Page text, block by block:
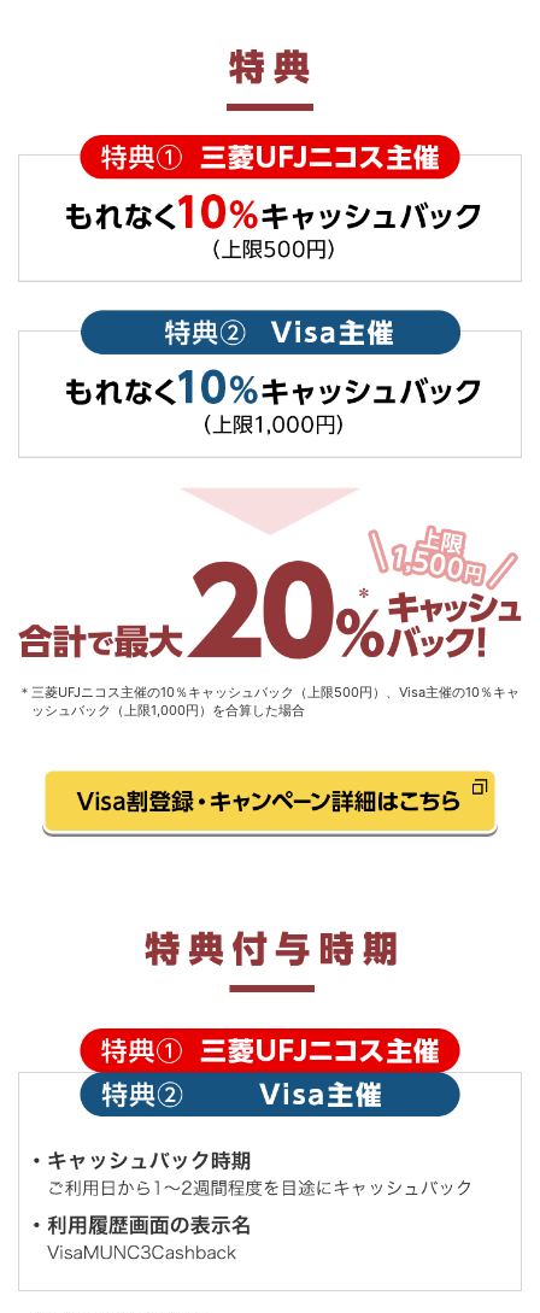
＊三菱UFJニコス主催の10％キャッシュバック（上限500円）、Visa主催の10％キャ
ッシュバック（上限1,000円）を合算した場合